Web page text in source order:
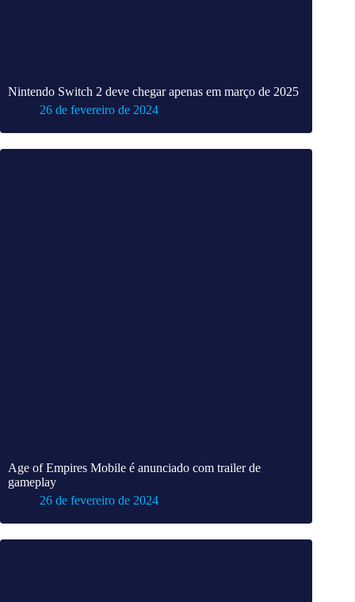
Nintendo Switch 2 deve chegar apenas em março de 2025
26 de fevereiro de 2024
Age of Empires Mobile é anunciado com trailer de
gameplay
26 de fevereiro de 2024